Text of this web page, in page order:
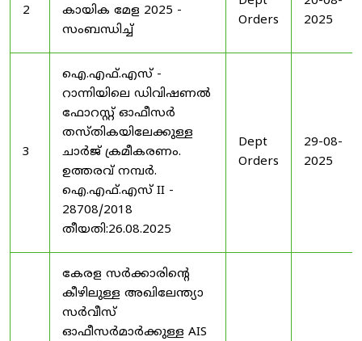
2
കായിക മേള 2025 -
സംബന്ധിച്ച്
Orders
2025
3
ഐ.എഫ്.എസ് -
റാന്നിയിലെ ഡിവിഷണൽ
ഫോറസ്റ്റ് ഓഫീസർ
തസ്തികയിലേക്കുള്ള
ചാർജ് ക്രമീകരണം.
ഉത്തരവ് നമ്പർ.
ഐ.എഫ്.എസ് II -
28708/2018
തീയതി:26.08.2025
Dept
Orders
29-08-
2025
കേരള സർക്കാരിന്റെ
കീഴിലുള്ള അഖിലേന്ത്യാ
സർവീസ്
ഓഫീസർമാർക്കുള്ള AIS